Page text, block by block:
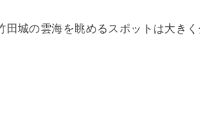
田城の雲海を眺めるスポットは大きく